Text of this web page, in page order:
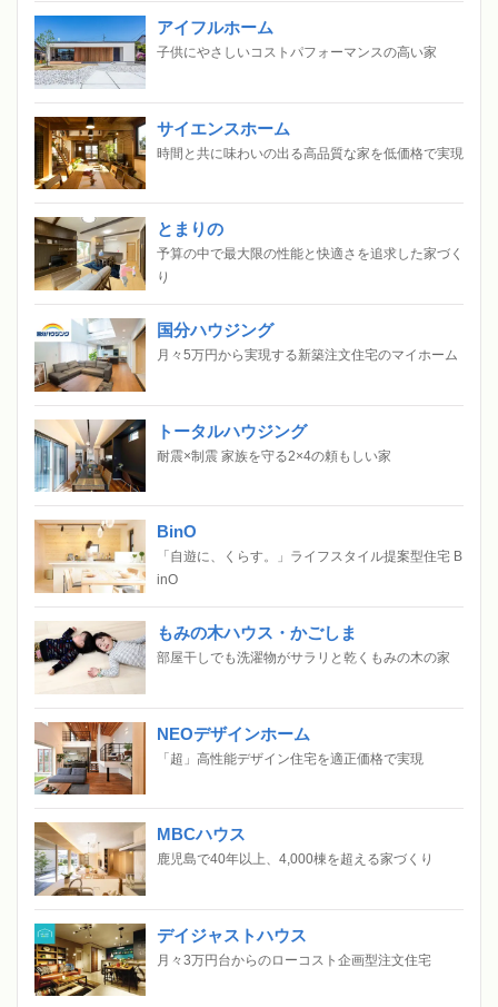
アイフルホーム
子供にやさしいコストパフォーマンスの高い家
サイエンスホーム
時間と共に味わいの出る高品質な家を低価格で実現
とまりの
予算の中で最大限の性能と快適さを追求した家づく
り
国分ハウジング
月々5万円から実現する新築注文住宅のマイホーム
トータルハウジング
耐震×制震 家族を守る2×4の頼もしい家
BinO
「自遊に、くらす。」ライフスタイル提案型住宅 B
inO
もみの木ハウス・かごしま
部屋干しでも洗濯物がサラリと乾くもみの木の家
NEOデザインホーム
「超」高性能デザイン住宅を適正価格で実現
MBCハウス
鹿児島で40年以上、4,000棟を超える家づくり
デイジャストハウス
月々3万円台からのローコスト企画型注文住宅